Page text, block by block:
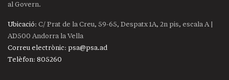
al Govern.
Ubicació: C/ Prat de la Creu, 59-65, Despatx 1A, 2n pis, escala A |
AD500 Andorra la Vella
Correu electrònic: psa@psa.ad
Telèfon: 805260